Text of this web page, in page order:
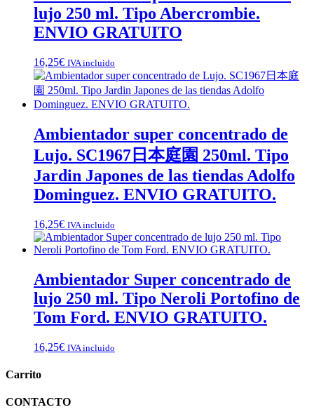
lujo 250 ml. Tipo Abercrombie.
ENVIO GRATUITO
16,25€ IVA incluido
Ambientador super concentrado de
Lujo. SC1967日本庭園 250ml. Tipo
Jardin Japones de las tiendas Adolfo
Dominguez. ENVIO GRATUITO.
16,25€ IVA incluido
Ambientador Super concentrado de
lujo 250 ml. Tipo Neroli Portofino de
Tom Ford. ENVIO GRATUITO.
16,25€ IVA incluido
Carrito
CONTACTO